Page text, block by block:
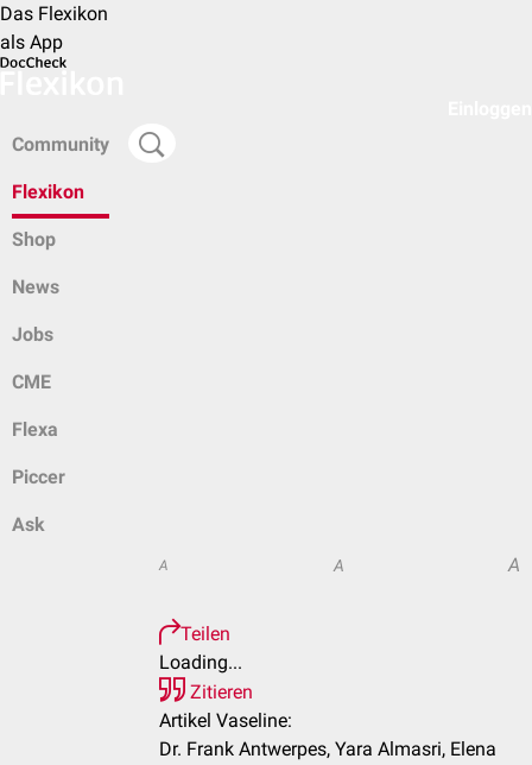
Das Flexikon
als App
Community
Flexikon
Shop
News
Jobs
CME
Flexa
Piccer
Ask
A A A
Teilen
Loading...
Zitieren
Artikel Vaseline:
Dr. Frank Antwerpes, Yara Almasri, Elena